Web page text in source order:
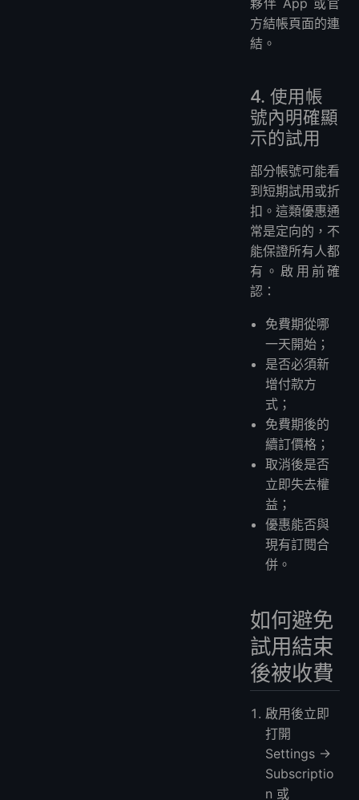
夥伴 App 或官
方結帳頁面的連
結。
4. 使用帳
號內明確顯
示的試用
部分帳號可能看
到短期試用或折
扣。這類優惠通
常是定向的，不
能保證所有人都
有。啟用前確
認：
免費期從哪
一天開始；
是否必須新
增付款方
式；
免費期後的
續訂價格；
取消後是否
立即失去權
益；
優惠能否與
現有訂閱合
併。
如何避免
試用結束
後被收費
啟用後立即
打開
Settings →
Subscriptio
n 或